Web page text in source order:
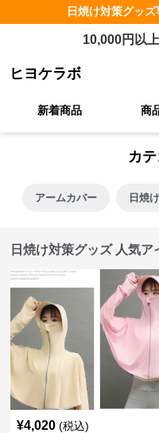
日焼け対策グッズ
10,000円以
ヒヨケラボ
新着商品 商
カ
アームカバー 日焼
日焼け対策グッズ 人気ア
¥4,020 (税込)